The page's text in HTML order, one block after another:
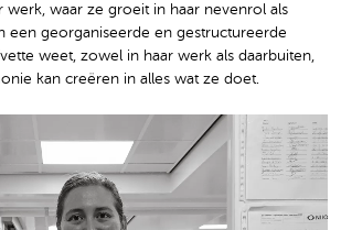
werk, waar ze groeit in haar nevenrol als
een georganiseerde en gestructureerde
weet, zowel in haar werk als daarbuiten,
kan creëren in alles wat ze doet.